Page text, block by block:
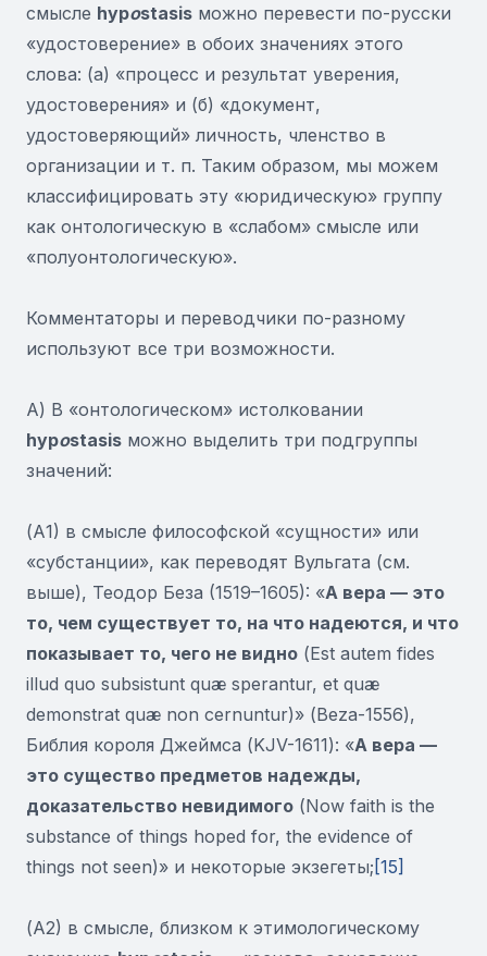
смысле hypostasis можно перевести по-русски
«удостоверение» в обоих значениях этого
слова: (а) «процесс и результат уверения,
удостоверения» и (б) «документ,
удостоверяющий» личность, членство в
организации и т. п. Таким образом, мы можем
классифицировать эту «юридическую» группу
как онтологическую в «слабом» смысле или
«полуонтологическую».
Комментаторы и переводчики по-разному
используют все три возможности.
А) В «онтологическом» истолковании
hypostasis можно выделить три подгруппы
значений:
(А1) в смысле философской «сущности» или
«субстанции», как переводят Вульгата (см.
выше), Теодор Беза (1519–1605): «А вера — это
то, чем существует то, на что надеются, и что
показывает то, чего не видно (Est autem fides
illud quo subsistunt quæ sperantur, et quæ
demonstrat quæ non cernuntur)» (Beza-1556),
Библия короля Джеймса (KJV-1611): «А вера —
это существо предметов надежды,
доказательство невидимого (Now faith is the
substance of things hoped for, the evidence of
things not seen)» и некоторые экзегеты; [15]
(А2) в смысле, близком к этимологическому